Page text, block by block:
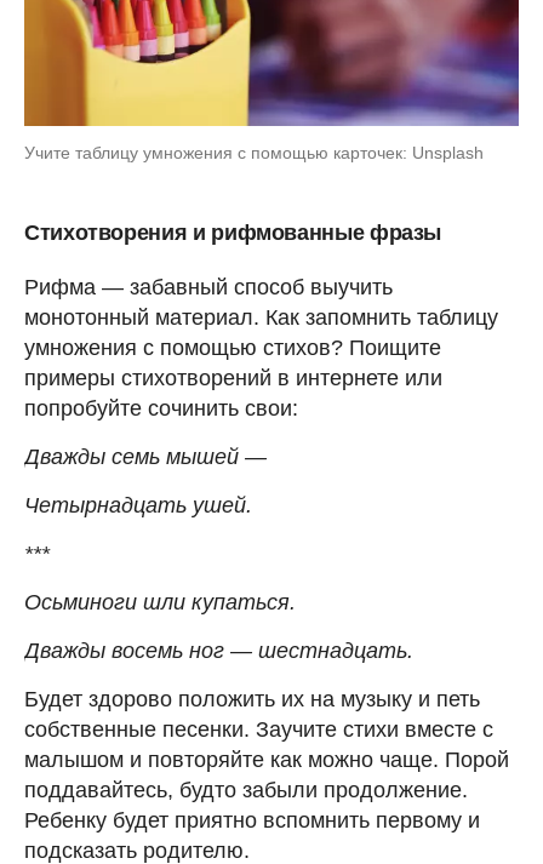
Учите таблицу умножения с помощью карточек: Unsplash
Стихотворения и рифмованные фразы
Рифма — забавный способ выучить
монотонный материал. Как запомнить таблицу
умножения с помощью стихов? Поищите
примеры стихотворений в интернете или
попробуйте сочинить свои:
Дважды семь мышей —
Четырнадцать ушей.
***
Осьминоги шли купаться.
Дважды восемь ног — шестнадцать.
Будет здорово положить их на музыку и петь
собственные песенки. Заучите стихи вместе с
малышом и повторяйте как можно чаще. Порой
поддавайтесь, будто забыли продолжение.
Ребенку будет приятно вспомнить первому и
подсказать родителю.